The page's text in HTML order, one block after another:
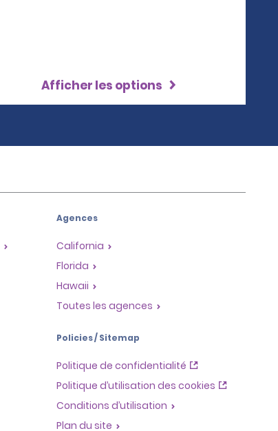
Afficher les options
Agences
California
Florida
Hawaii
Toutes les agences
Policies / Sitemap
Politique de confidentialité
Politique d’utilisation des cookies
Conditions d’utilisation
Plan du site